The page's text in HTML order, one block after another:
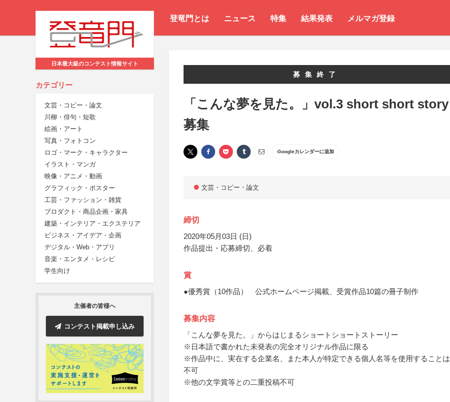
登竜門とは ニュース 特集 結果発表 メルマガ登録
日本最大級のコンテスト情報サイト
カテゴリー
文芸・コピー・論文
川柳・俳句・短歌
絵画・アート
写真・フォトコン
ロゴ・マーク・キャラクター
イラスト・マンガ
映像・アニメ・動画
グラフィック・ポスター
工芸・ファッション・雑貨
プロダクト・商品企画・家具
建築・インテリア・エクステリア
ビジネス・アイデア・企画
デジタル・Web・アプリ
音楽・エンタメ・レシピ
学生向け
主催者の皆様へ
コンテスト掲載申し込み
募集終了
「こんな夢を見た。」vol.3 short short story
募集
Googleカレンダーに追加
文芸・コピー・論文
締切
2020年05月03日 (日)
作品提出・応募締切、必着
賞
●優秀賞（10作品） 公式ホームページ掲載、受賞作品10篇の冊子制作
募集内容
「こんな夢を見た。」からはじまるショートショートストーリー
※日本語で書かれた未発表の完全オリジナル作品に限る
※作品中に、実在する企業名、また本人が特定できる個人名等を使用することは
不可
※他の文学賞等との二重投稿不可